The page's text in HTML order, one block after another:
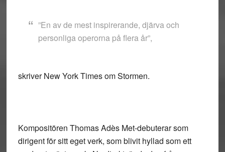
”En av de mest inspirerande, djärva och
personliga operorna på flera år”,
skriver New York Times om Stormen.
Kompositören Thomas Adès Met-debuterar som
dirigent för sitt eget verk, som blivit hyllad som ett